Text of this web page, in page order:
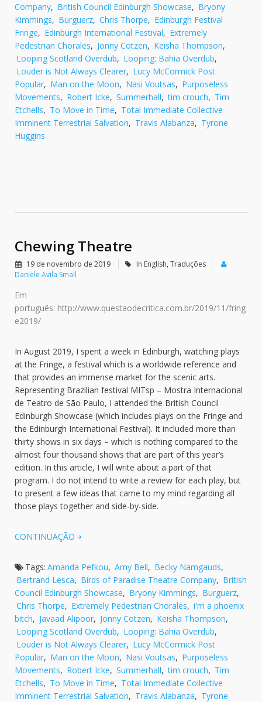
Company, British Council Edinburgh Showcase, Bryony
Kimmings, Burguerz, Chris Thorpe, Edinburgh Festival
Fringe, Edinburgh International Festival, Extremely
Pedestrian Chorales, Jonny Cotzen, Keisha Thompson,
Looping Scotland Overdub, Looping: Bahia Overdub,
Louder is Not Always Clearer, Lucy McCormick Post
Popular, Man on the Moon, Nasi Voutsas, Purposeless
Movements, Robert Icke, Summerhall, tim crouch, Tim
Etchells, To Move in Time, Total Immediate Collective
Imminent Terrestrial Salvation, Travis Alabanza, Tyrone
Huggins
Chewing Theatre
19 de novembro de 2019 In English, Traduções
Daniele Avila Small
Em
português: http://www.questaodecritica.com.br/2019/11/fring
e2019/
In August 2019, I spent a week in Edinburgh, watching plays
at the Fringe, a festival which is a worldwide reference and
that provides an immense market for the scenic arts.
Representing Brazilian festival MITsp – Mostra Internacional
de Teatro de São Paulo, I attended the British Council
Edinburgh Showcase (which includes plays on the Fringe and
the Edinburgh International Festival). It included more than
thirty shows in six days – which is nothing compared to the
almost four thousand shows that are part of this year’s
edition. In this article, I will write about a part of that
program. I do not intend to write a review for each play, but
to present a few ideas that came to my mind regarding all
those plays together and side-by-side.
CONTINUAÇÃO
Tags: Amanda Pefkou, Amy Bell, Becky Namgauds,
Bertrand Lesca, Birds of Paradise Theatre Company, British
Council Edinburgh Showcase, Bryony Kimmings, Burguerz,
Chris Thorpe, Extremely Pedestrian Chorales, i'm a phoenix
bitch, Javaad Alipoor, Jonny Cotzen, Keisha Thompson,
Looping Scotland Overdub, Looping: Bahia Overdub,
Louder is Not Always Clearer, Lucy McCormick Post
Popular, Man on the Moon, Nasi Voutsas, Purposeless
Movements, Robert Icke, Summerhall, tim crouch, Tim
Etchells, To Move in Time, Total Immediate Collective
Imminent Terrestrial Salvation, Travis Alabanza, Tyrone